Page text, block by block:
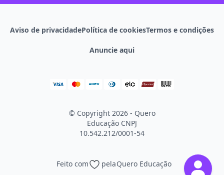
Continuar
Aviso de privacidadePolítica de cookiesTermos e condições
Anuncie aqui
© Copyright 2026 - Quero
Educação CNPJ
10.542.212/0001-54
Feito com pelaQuero Educação